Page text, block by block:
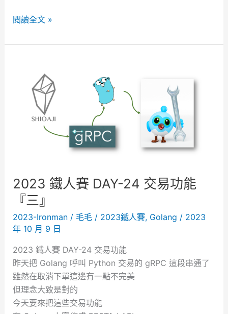
2
2
5
交
功
能
『
四
』
閱讀全文 »
2023 鐵人賽 DAY-24 交易功能
『三』
2023-Ironman/ 毛毛 / 2023鐵人賽, Golang / 2023
年 10 月 9 日
2023 鐵人賽 DAY-24 交易功能
昨天把 Golang 呼叫 Python 交易的 gRPC 這段串通了
雖然在取消下單這邊有一點不完美
但理念大致是對的
今天要來把這些交易功能